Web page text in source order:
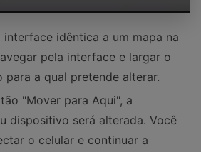
interface idêntica a um mapa na
pela interface e largar o
para a qual pretende alterar.
"Mover para Aqui", a
dispositivo será alterada. Você
o celular e continuar a